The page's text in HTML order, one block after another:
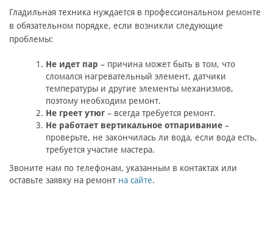
Гладильная техника нуждается в профессиональном ремонте
в обязательном порядке, если возникли следующие
проблемы:
Не идет пар – причина может быть в том, что
сломался нагревательный элемент, датчики
температуры и другие элементы механизмов,
поэтому необходим ремонт.
Не греет утюг – всегда требуется ремонт.
Не работает вертикальное отпаривание –
проверьте, не закончилась ли вода, если вода есть,
требуется участие мастера.
Звоните нам по телефонам, указанным в контактах или
оставьте заявку на ремонт на сайте.